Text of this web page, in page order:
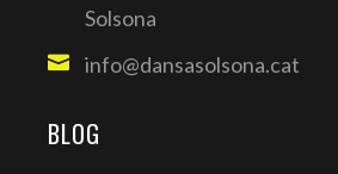
Solsona
info@dansasolsona.cat
BLOG